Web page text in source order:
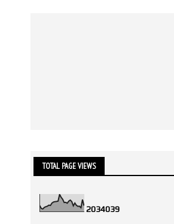
TOTAL PAGE VIEWS
2034039